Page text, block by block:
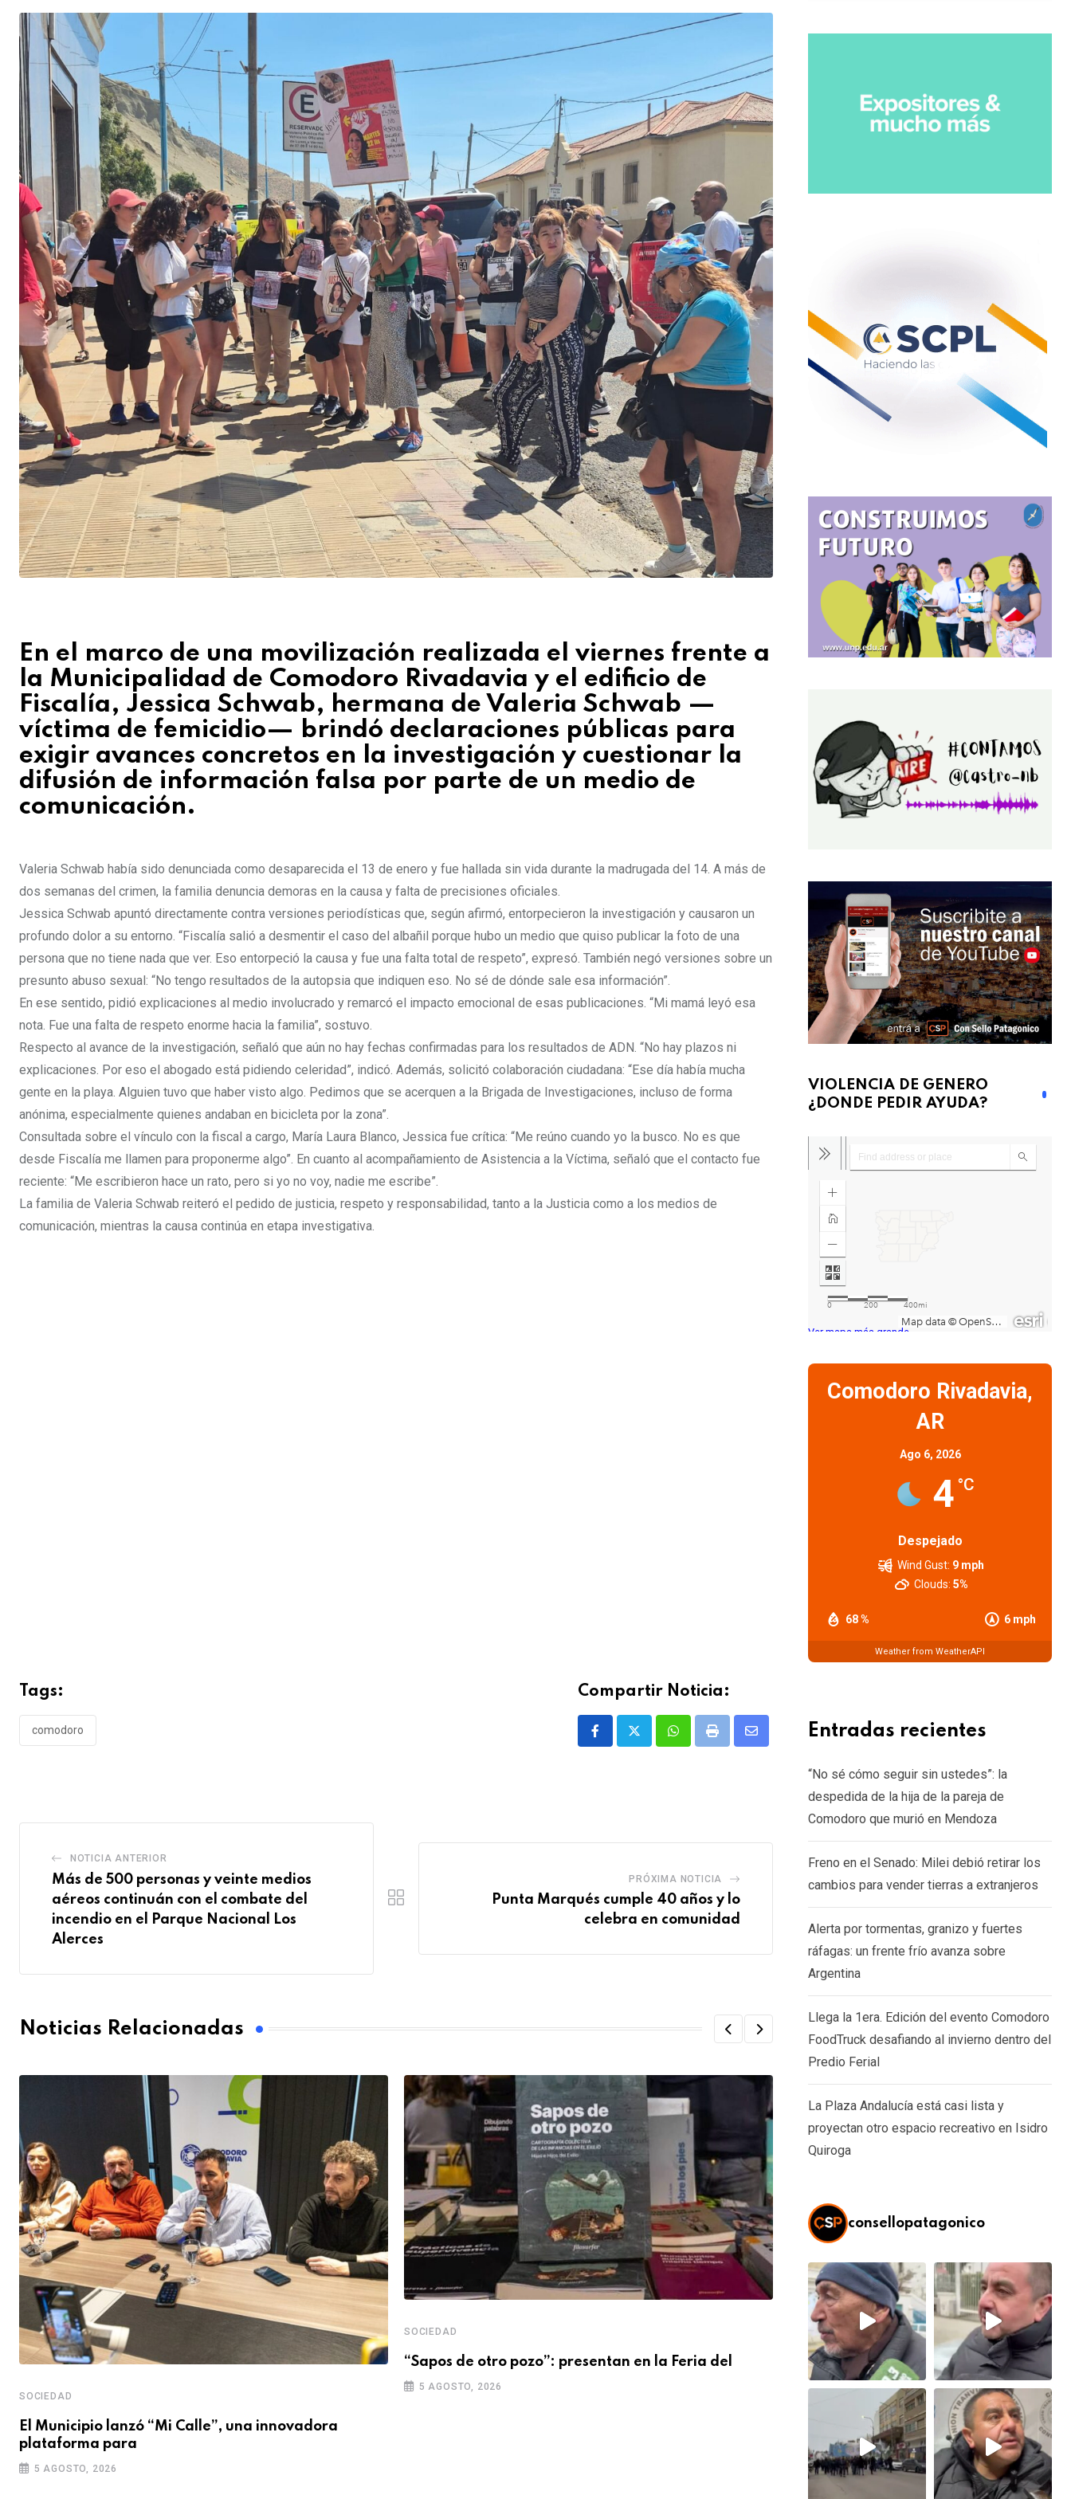
Email
En el marco de una movilización realizada el viernes frente a
la Municipalidad de Comodoro Rivadavia y el edificio de
Fiscalía, Jessica Schwab, hermana de Valeria Schwab —
víctima de femicidio— brindó declaraciones públicas para
exigir avances concretos en la investigación y cuestionar la
difusión de información falsa por parte de un medio de
comunicación.
Valeria Schwab había sido denunciada como desaparecida el 13 de enero y fue hallada sin vida durante la madrugada del 14. A más de
dos semanas del crimen, la familia denuncia demoras en la causa y falta de precisiones oficiales.
Jessica Schwab apuntó directamente contra versiones periodísticas que, según afirmó, entorpecieron la investigación y causaron un
profundo dolor a su entorno. “Fiscalía salió a desmentir el caso del albañil porque hubo un medio que quiso publicar la foto de una
persona que no tiene nada que ver. Eso entorpeció la causa y fue una falta total de respeto”, expresó. También negó versiones sobre un
presunto abuso sexual: “No tengo resultados de la autopsia que indiquen eso. No sé de dónde sale esa información”.
En ese sentido, pidió explicaciones al medio involucrado y remarcó el impacto emocional de esas publicaciones. “Mi mamá leyó esa
nota. Fue una falta de respeto enorme hacia la familia”, sostuvo.
Respecto al avance de la investigación, señaló que aún no hay fechas confirmadas para los resultados de ADN. “No hay plazos ni
explicaciones. Por eso el abogado está pidiendo celeridad”, indicó. Además, solicitó colaboración ciudadana: “Ese día había mucha
gente en la playa. Alguien tuvo que haber visto algo. Pedimos que se acerquen a la Brigada de Investigaciones, incluso de forma
anónima, especialmente quienes andaban en bicicleta por la zona”.
Consultada sobre el vínculo con la fiscal a cargo, María Laura Blanco, Jessica fue crítica: “Me reúno cuando yo la busco. No es que
desde Fiscalía me llamen para proponerme algo”. En cuanto al acompañamiento de Asistencia a la Víctima, señaló que el contacto fue
reciente: “Me escribieron hace un rato, pero si yo no voy, nadie me escribe”.
La familia de Valeria Schwab reiteró el pedido de justicia, respeto y responsabilidad, tanto a la Justicia como a los medios de
comunicación, mientras la causa continúa en etapa investigativa.
Tags:
comodoro
Compartir Noticia:
WhatsappPrint
Share
NOTICIA ANTERIOR
Más de 500 personas y veinte medios
aéreos continuán con el combate del
incendio en el Parque Nacional Los
Alerces
PRÓXIMA NOTICIA
Punta Marqués cumple 40 años y lo
celebra en comunidad
Noticias Relacionadas
SOCIEDAD
El Municipio lanzó “Mi Calle”, una innovadora
plataforma para
5 AGOSTO, 2026
SOCIEDAD
“Sapos de otro pozo”: presentan en la Feria del
5 AGOSTO, 2026
Sergio Feferovich llega a la Feria del
5 AGOSTO, 2026
VIOLENCIA DE GENERO
¿DONDE PEDIR AYUDA?
Ver mapa más grande
Comodoro Rivadavia,
AR
Ago 6, 2026
4 °C
Despejado
68 % 6 mph
Wind Gust: 9 mph
Clouds: 5%
Weather from WeatherAPI
Entradas recientes
“No sé cómo seguir sin ustedes”: la
despedida de la hija de la pareja de
Comodoro que murió en Mendoza
Freno en el Senado: Milei debió retirar los
cambios para vender tierras a extranjeros
Alerta por tormentas, granizo y fuertes
ráfagas: un frente frío avanza sobre
Argentina
Llega la 1era. Edición del evento Comodoro
FoodTruck desafiando al invierno dentro del
Predio Ferial
La Plaza Andalucía está casi lista y
proyectan otro espacio recreativo en Isidro
Quiroga
consellopatagonico